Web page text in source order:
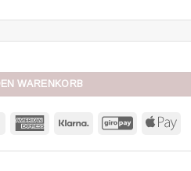
lila lavender Menge
WARENKORB
MasterCard American
Klarna GiroPay